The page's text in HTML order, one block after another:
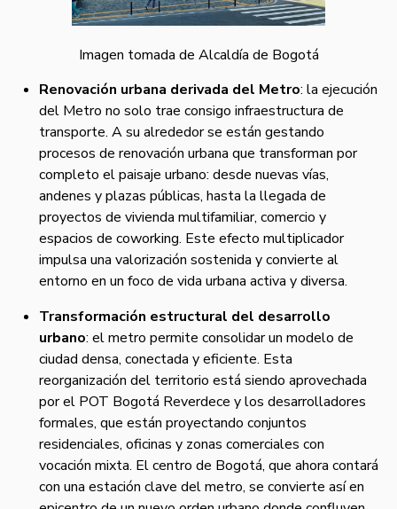
Imagen tomada de Alcaldía de Bogotá
Renovación urbana derivada del Metro: la ejecución
del Metro no solo trae consigo infraestructura de
transporte. A su alrededor se están gestando
procesos de renovación urbana que transforman por
completo el paisaje urbano: desde nuevas vías,
andenes y plazas públicas, hasta la llegada de
proyectos de vivienda multifamiliar, comercio y
espacios de coworking. Este efecto multiplicador
impulsa una valorización sostenida y convierte al
entorno en un foco de vida urbana activa y diversa.
Transformación estructural del desarrollo
urbano: el metro permite consolidar un modelo de
ciudad densa, conectada y eficiente. Esta
reorganización del territorio está siendo aprovechada
por el POT Bogotá Reverdece y los desarrolladores
formales, que están proyectando conjuntos
residenciales, oficinas y zonas comerciales con
vocación mixta. El centro de Bogotá, que ahora contará
con una estación clave del metro, se convierte así en